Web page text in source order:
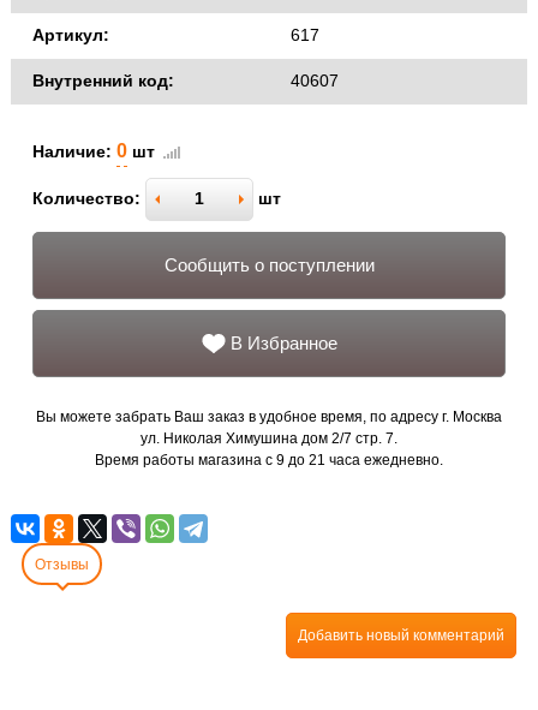
Артикул: 617
Внутренний код: 40607
Наличие: 0 шт
Количество: шт
Сообщить о поступлении
В Избранное
Вы можете забрать Ваш заказ в удобное время, по адресу г. Москва
ул. Николая Химушина дом 2/7 стр. 7.
Время работы магазина с 9 до 21 часа ежедневно.
Отзывы
Добавить новый комментарий